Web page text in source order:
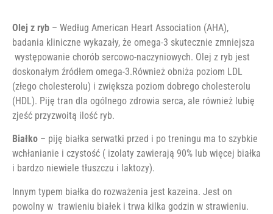
Olej z ryb – Według American Heart Association (AHA),
badania kliniczne wykazały, że omega-3 skutecznie zmniejsza
występowanie chorób sercowo-naczyniowych. Olej z ryb jest
doskonałym źródłem omega-3.Również obniża poziom LDL
(złego cholesterolu) i zwiększa poziom dobrego cholesterolu
(HDL). Piję tran dla ogólnego zdrowia serca, ale również lubię
zjeść przyzwoitą ilość ryb.
Białko – piję białka serwatki przed i po treningu ma to szybkie
wchłanianie i czystość ( izolaty zawierają 90% lub więcej białka
i bardzo niewiele tłuszczu i laktozy).
Innym typem białka do rozważenia jest kazeina. Jest on
powolny w trawieniu białek i trwa kilka godzin w strawieniu.